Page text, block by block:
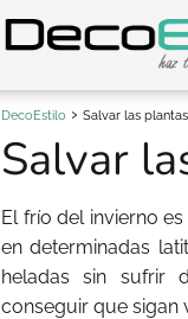
DecoEstilo Salvar las
Salvar
El frío del invierno
en determinadas
heladas sin sufrir
conseguir que sigan